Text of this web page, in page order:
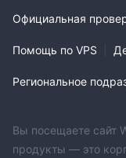
Официальная
Помощь по VPS
Региональное
Вы посещаете сайт
продукты — это